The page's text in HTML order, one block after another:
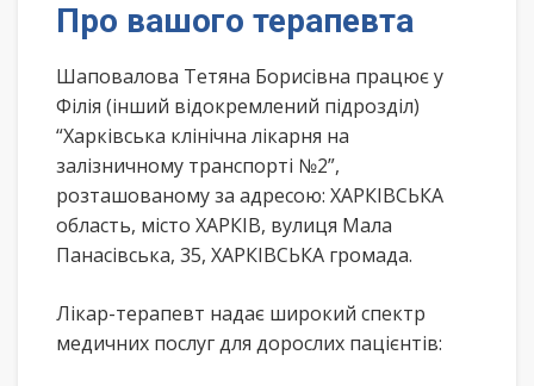
Про вашого терапевта
Шаповалова Тетяна Борисівна працює у
Філія (інший відокремлений підрозділ)
“Харківська клінічна лікарня на
залізничному транспорті №2”,
розташованому за адресою: ХАРКІВСЬКА
область, місто ХАРКІВ, вулиця Мала
Панасівська, 35, ХАРКІВСЬКА громада.
Лікар-терапевт надає широкий спектр
медичних послуг для дорослих пацієнтів: